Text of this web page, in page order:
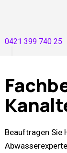
0421 399 740 25
Beauftragen Sie